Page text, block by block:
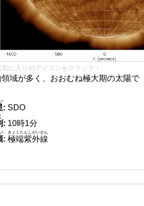
に入りのアイコンをクリック！
域が多く、おおむね極大期の太陽で
: SDO
: 10時1分
: 極端紫外線
きょくたんしがいせん